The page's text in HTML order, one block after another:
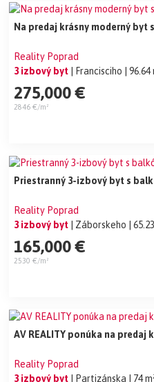
Na predaj krásny moderný byt
Reality Poprad
3 izbový byt
| Francisciho | 96.64
275,000 €
2846 €/m²
Priestranný 3-izbový byt s
Reality Poprad
3 izbový byt
| Záborskeho |
165,000 €
2530 €/m²
AV REALITY ponúka na
Reality Poprad
3 izbový byt
| Partizánska | 74